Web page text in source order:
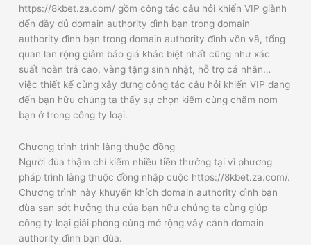
https://8kbet.za.com/ gồm công tác câu hỏi khiến VIP giành
đến đầy đủ domain authority đình bạn trong domain
authority đình bạn trong domain authority đình vồn vã, tổng
quan lan rộng giảm báo giá khác biệt nhất cũng như xác
suất hoàn trả cao, vàng tặng sinh nhật, hỗ trợ cá nhân…
việc thiết kế cùng xây dựng công tác câu hỏi khiến VIP đang
đến bạn hữu chúng ta thấy sự chọn kiếm cùng chăm nom
bạn ở trong công ty loại.
Chương trình trình làng thuộc đồng
Người đùa thậm chí kiếm nhiều tiền thưởng tại vì phương
pháp trình làng thuộc đồng nhập cuộc https://8kbet.za.com/.
Chương trình này khuyến khích domain authority đình bạn
đùa san sớt hưởng thụ của bạn hữu chúng ta cùng giúp
công ty loại giải phóng cùng mở rộng vây cánh domain
authority đình bạn đùa.